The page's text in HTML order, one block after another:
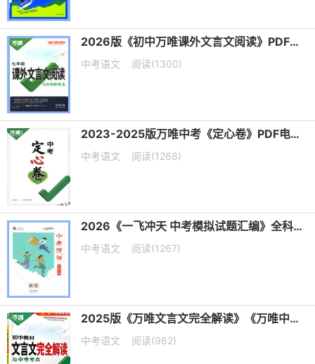
2026版《初中万唯课外文言文阅读》PDF电子版下载
中考语文 阅读(1300)
2023-2025版万唯中考《定心卷》PDF电子版下载
中考语文 阅读(1268)
2026《一飞冲天 中考模拟试题汇编》全科PDF电子版下载
中考语文 阅读(1267)
2025版《万唯文言文完全解读》《万唯中考古诗文60篇》PDF电子版下载
中考语文 阅读(962)